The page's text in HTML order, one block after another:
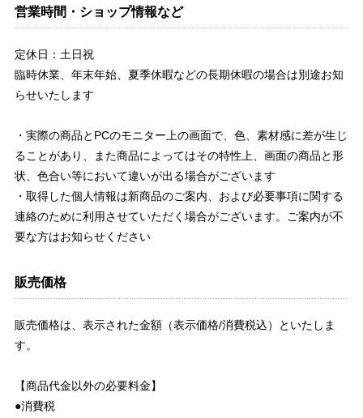
営業時間・ショップ情報など
定休日：土日祝
臨時休業、年末年始、夏季休暇などの長期休暇の場合は別途お知
らせいたします
・実際の商品とPCのモニター上の画面で、色、素材感に差が生じ
ることがあり、また商品によってはその特性上、画面の商品と形
状、色合い等において違いが出る場合がございます
・取得した個人情報は新商品のご案内、および必要事項に関する
連絡のために利用させていただく場合がございます。ご案内が不
要な方はお知らせください
販売価格
販売価格は、表示された金額（表示価格/消費税込）といたしま
す。
【商品代金以外の必要料金】
●消費税